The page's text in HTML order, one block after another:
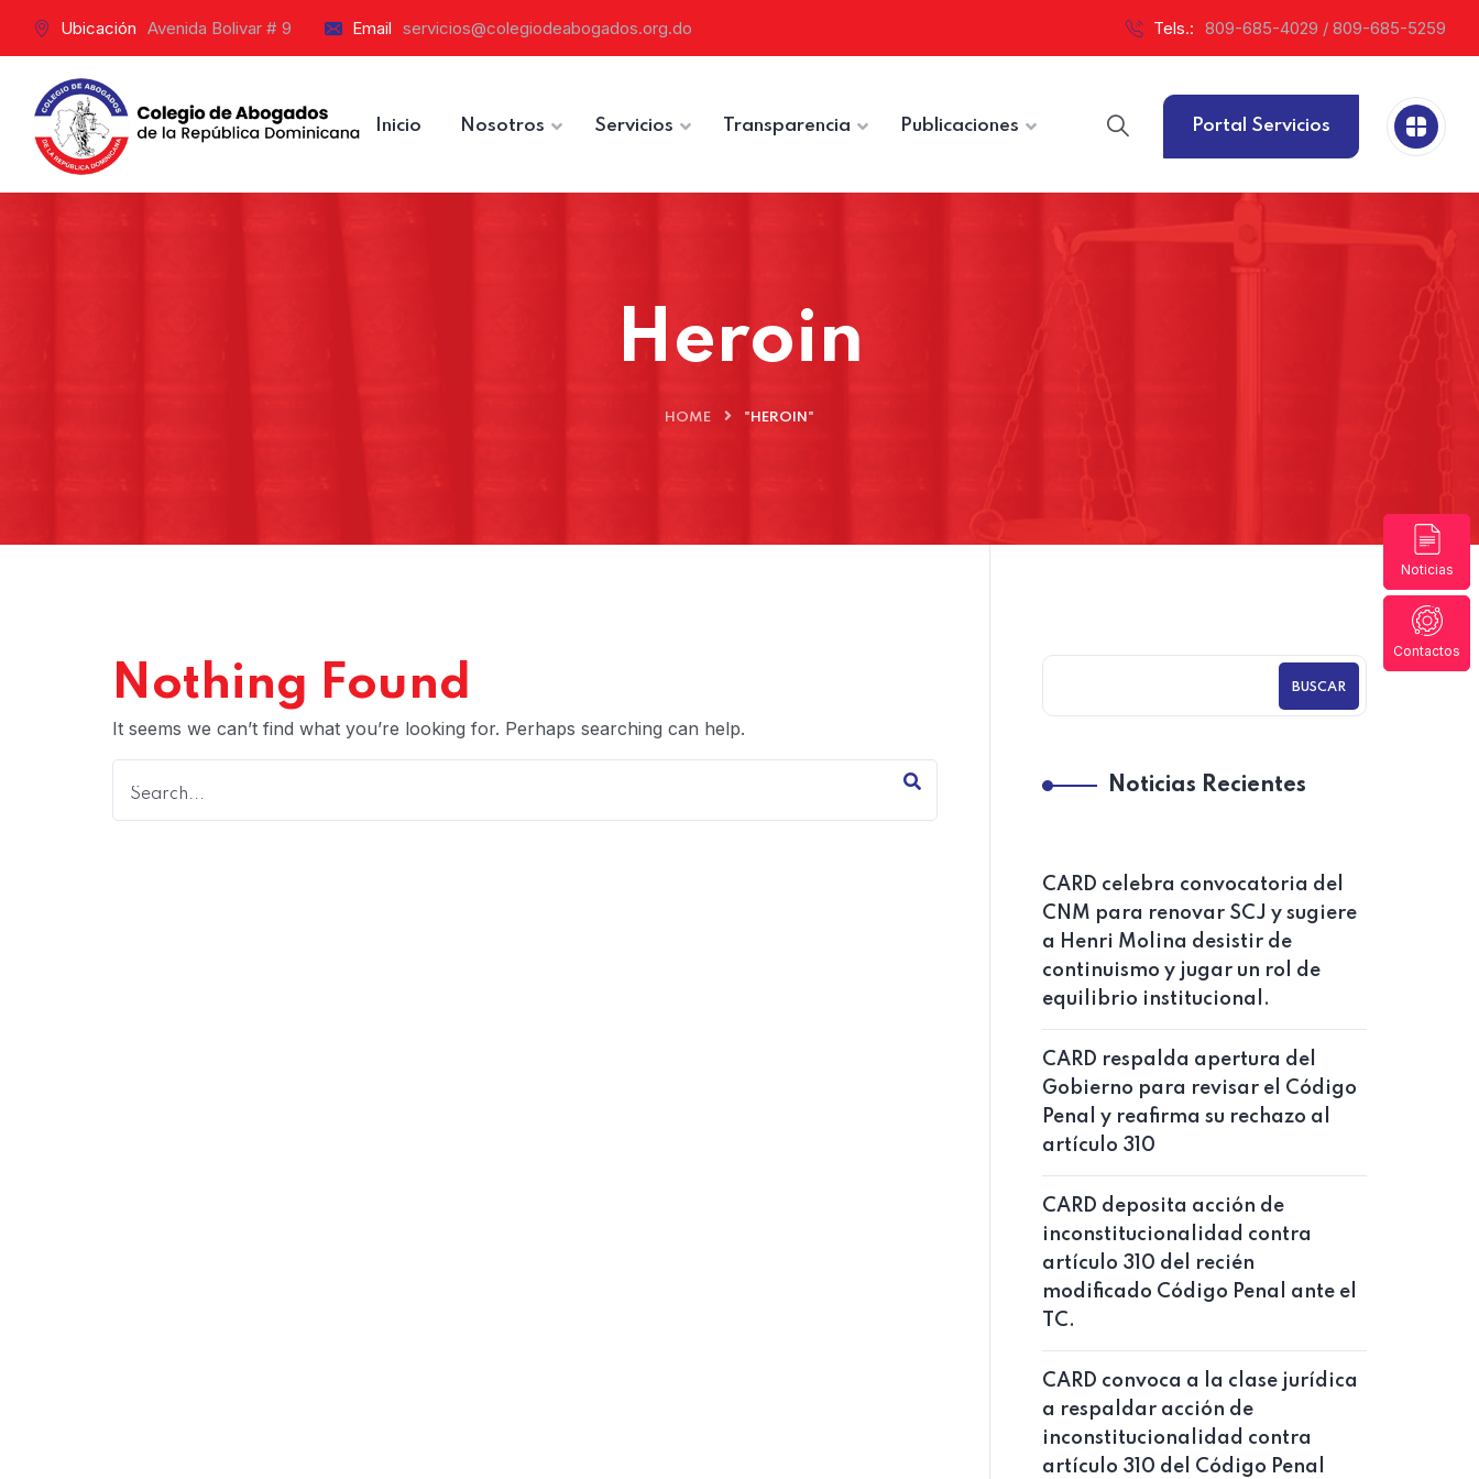
Noticias
Contactos
Ubicación Avenida Bolivar # 9 Email servicios@colegiodeabogados.org.do Tels.: 809-685-4029 / 809-685-5259
Inicio Nosotros Servicios Transparencia Publicaciones Portal Servicios
Heroin
HOME "HEROIN"
Nothing Found
It seems we can’t find what you’re looking for. Perhaps searching can help.
BUSCAR
Noticias Recientes
CARD celebra convocatoria del
CNM para renovar SCJ y sugiere
a Henri Molina desistir de
continuismo y jugar un rol de
equilibrio institucional.
CARD respalda apertura del
Gobierno para revisar el Código
Penal y reafirma su rechazo al
artículo 310
CARD deposita acción de
inconstitucionalidad contra
artículo 310 del recién
modificado Código Penal ante el
TC.
CARD convoca a la clase jurídica
a respaldar acción de
inconstitucionalidad contra
artículo 310 del Código Penal